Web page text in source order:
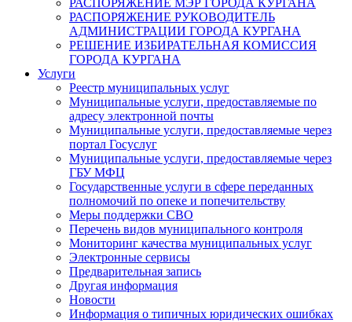
РАСПОРЯЖЕНИЕ МЭР ГОРОДА КУРГАНА
РАСПОРЯЖЕНИЕ РУКОВОДИТЕЛЬ
АДМИНИСТРАЦИИ ГОРОДА КУРГАНА
РЕШЕНИЕ ИЗБИРАТЕЛЬНАЯ КОМИССИЯ
ГОРОДА КУРГАНА
Услуги
Реестр муниципальных услуг
Муниципальные услуги, предоставляемые по
адресу электронной почты
Муниципальные услуги, предоставляемые через
портал Госуслуг
Муниципальные услуги, предоставляемые через
ГБУ МФЦ
Государственные услуги в сфере переданных
полномочий по опеке и попечительству
Меры поддержки СВО
Перечень видов муниципального контроля
Мониторинг качества муниципальных услуг
Электронные сервисы
Предварительная запись
Другая информация
Новости
Информация о типичных юридических ошибках